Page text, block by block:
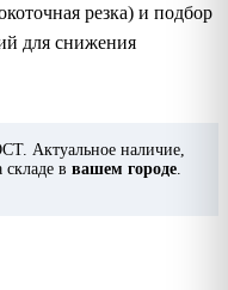
резка) и подбор
для снижения
Актуальное наличие,
в вашем городе